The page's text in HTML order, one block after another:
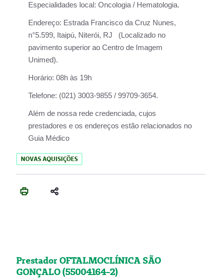
Especialidades local: Oncologia / Hematologia.
Endereço: Estrada Francisco da Cruz Nunes,
n°5.599, Itaipú, Niterói, RJ (Localizado no
pavimento superior ao Centro de Imagem
Unimed).
Horário: 08h às 19h
Telefone: (021) 3003-9855 / 99709-3654.
Além de nossa rede credenciada, cujos
prestadores e os endereços estão relacionados no
Guia Médico
NOVAS AQUISIÇÕES
Prestador OFTALMOCLÍNICA SÃO
GONÇALO (55004164-2)